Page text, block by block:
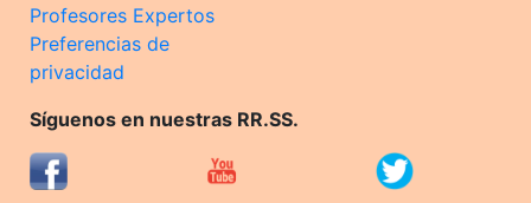
Profesores Expertos
Preferencias de
privacidad
Síguenos en nuestras RR.SS.